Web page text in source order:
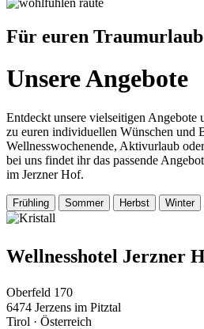
Für euren
Unsere Angebote
Entdeckt unsere vielseitigen Angebote
zu euren individuellen Wünschen und
Wellnesswochenende, Aktivurlaub
bei uns findet ihr das passende
im Jerzner Hof.
Frühling Sommer Herbst Winter
Wellnesshotel Jerzner
Oberfeld 170
6474 Jerzens im Pitztal
Tirol · Österreich